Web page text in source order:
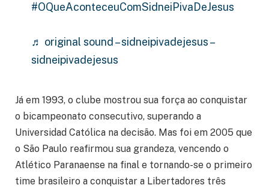
#OQueAconteceuComSidneiPivaDeJesus
♬ original sound – sidneipivadejesus –
sidneipivadejesus
Já em 1993, o clube mostrou sua força ao conquistar
o bicampeonato consecutivo, superando a
Universidad Católica na decisão. Mas foi em 2005 que
o São Paulo reafirmou sua grandeza, vencendo o
Atlético Paranaense na final e tornando-se o primeiro
time brasileiro a conquistar a Libertadores três